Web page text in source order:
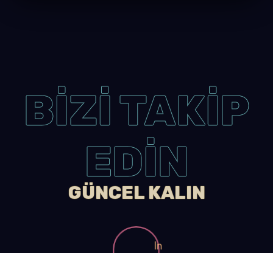
BİZİ TAKİP
EDİN
GÜNCEL KALIN
In